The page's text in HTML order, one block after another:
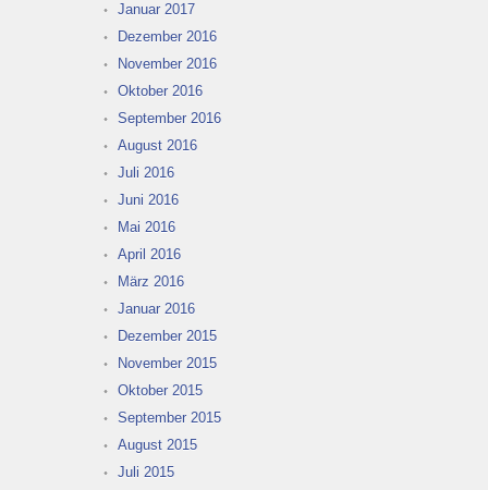
Januar 2017
Dezember 2016
November 2016
Oktober 2016
September 2016
August 2016
Juli 2016
Juni 2016
Mai 2016
April 2016
März 2016
Januar 2016
Dezember 2015
November 2015
Oktober 2015
September 2015
August 2015
Juli 2015